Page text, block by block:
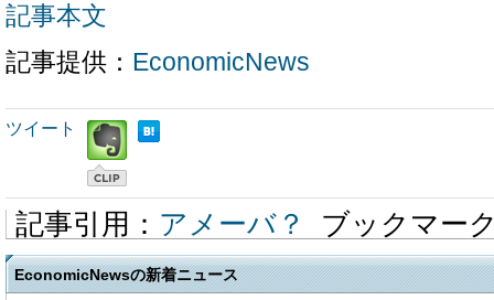
記事本文
記事提供： EconomicNews
ツイート
記事引用： アメーバ？ ブックマー
EconomicNewsの新着ニュース